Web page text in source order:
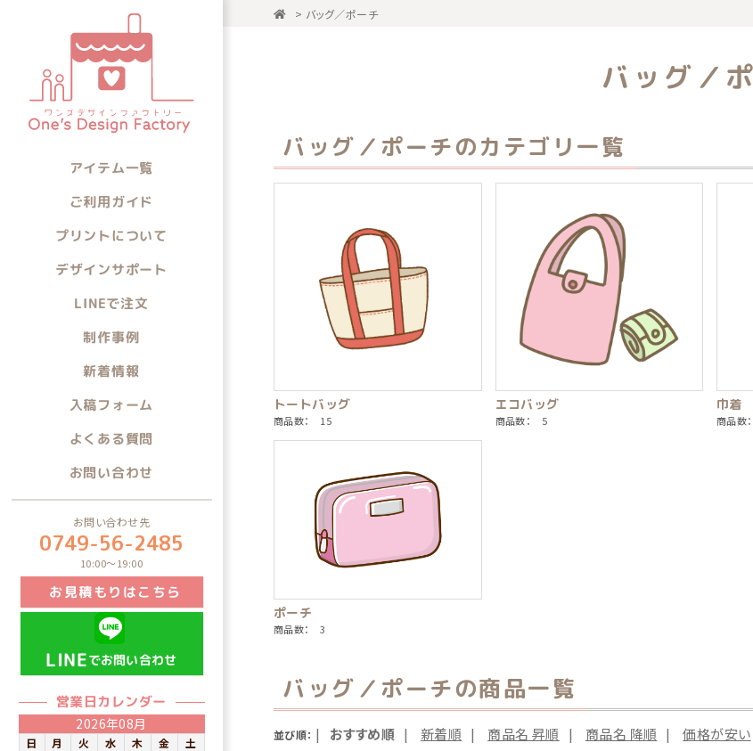
アイテム一覧
ご利用ガイド
プリントについて
デザインサポート
LINEで注文
制作事例
新着情報
入稿フォーム
よくある質問
お問い合わせ
お問い合わせ先
0749-56-2485
10:00～19:00
お見積もりはこちら
LINEでお問い合わせ
営業日カレンダー
2026年08月
日 月 火 水 木 金 土
> バッグ／ポーチ
バッグ／
バッグ／ポーチのカテゴリ一覧
トートバッグ
商品数： 15
エコバッグ
商品数： 5
巾着
商品数
ポーチ
商品数： 3
バッグ／ポーチの商品一覧
並び順： | おすすめ順 | 新着順 | 商品名 昇順 | 商品名 降順 | 価格が安い